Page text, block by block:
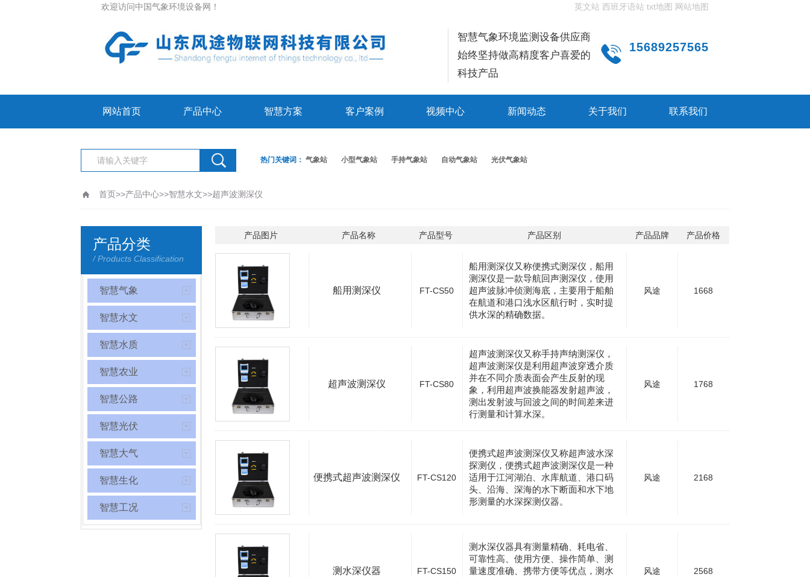
欢迎访问中国气象环境设备网！ 英文站 西班牙语站 txt地图 网站地图
智慧气象环境监测设备供应商
始终坚持做高精度客户喜爱的
科技产品
15689257565
网站首页 产品中心 智慧方案 客户案例 视频中心 新闻动态 关于我们 联系我们
热门关键词：气象站 小型气象站 手持气象站 自动气象站 光伏气象站
首页>>产品中心>>智慧水文>>超声波测深仪
产品分类
/ Products Classification
智慧气象
智慧水文
智慧水质
智慧农业
智慧公路
智慧光伏
智慧大气
智慧生化
智慧工况
产品图片 产品名称 产品型号 产品区别 产品品牌 产品价格
船用测深仪 FT-CS50
船用测深仪又称便携式测深仪，船用
测深仪是一款导航回声测深仪，使用
超声波脉冲侦测海底，主要用于船舶
在航道和港口浅水区航行时，实时提
供水深的精确数据。
风途 1668
超声波测深仪 FT-CS80
超声波测深仪又称手持声纳测深仪，
超声波测深仪是利用超声波穿透介质
并在不同介质表面会产生反射的现
象，利用超声波换能器发射超声波，
测出发射波与回波之间的时间差来进
行测量和计算水深。
风途 1768
便携式超声波测深仪 FT-CS120
便携式超声波测深仪又称超声波水深
探测仪，便携式超声波测深仪是一种
适用于江河湖泊、水库航道、港口码
头、沿海、深海的水下断面和水下地
形测量的水深探测仪器。
风途 2168
测水深仪器 FT-CS150
测水深仪器具有测量精确、耗电省、
可靠性高、使用方便、操作简单、测
量速度准确、携带方便等优点，测水
风途 2568